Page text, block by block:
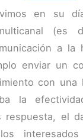
en su
(es
a la
enviar un
con una
la
respuesta, el